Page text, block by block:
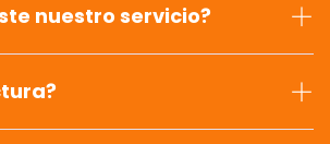
nuestro servicio?